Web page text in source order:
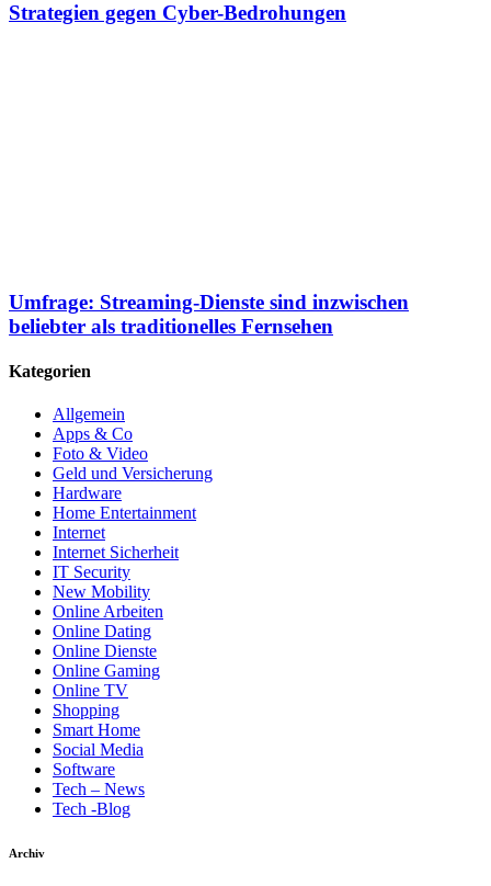
Strategien gegen Cyber-Bedrohungen
Umfrage: Streaming-Dienste sind inzwischen
beliebter als traditionelles Fernsehen
Kategorien
Allgemein
Apps & Co
Foto & Video
Geld und Versicherung
Hardware
Home Entertainment
Internet
Internet Sicherheit
IT Security
New Mobility
Online Arbeiten
Online Dating
Online Dienste
Online Gaming
Online TV
Shopping
Smart Home
Social Media
Software
Tech – News
Tech -Blog
Archiv